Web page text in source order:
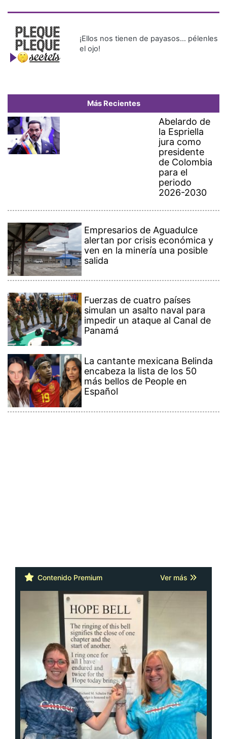
¡Ellos nos tienen de payasos… pélenles
el ojo!
Más Recientes
Abelardo de
la Espriella
jura como
presidente
de Colombia
para el
periodo
2026-2030
Empresarios de Aguadulce
alertan por crisis económica y
ven en la minería una posible
salida
Fuerzas de cuatro países
simulan un asalto naval para
impedir un ataque al Canal de
Panamá
La cantante mexicana Belinda
encabeza la lista de los 50
más bellos de People en
Español
Contenido Premium Ver más